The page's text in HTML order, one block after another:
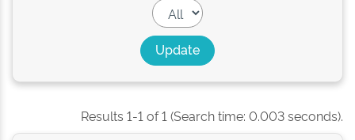
Results 1-1 of 1 (Search time: 0.003 seconds).